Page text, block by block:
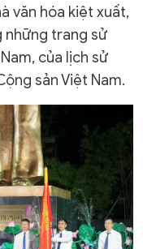
văn hóa kiệt xuất,
trang sử
của lịch sử
sản Việt Nam.